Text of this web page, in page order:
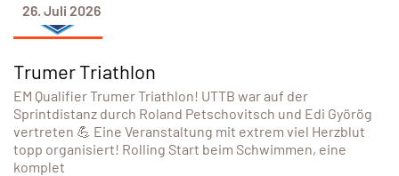
26. Juli 2026
Trumer Triathlon
EM Qualifier Trumer Triathlon! UTTB war auf der
Sprintdistanz durch Roland Petschovitsch und Edi Györög
vertreten 💪 Eine Veranstaltung mit extrem viel Herzblut
topp organisiert! Rolling Start beim Schwimmen, eine
komplet